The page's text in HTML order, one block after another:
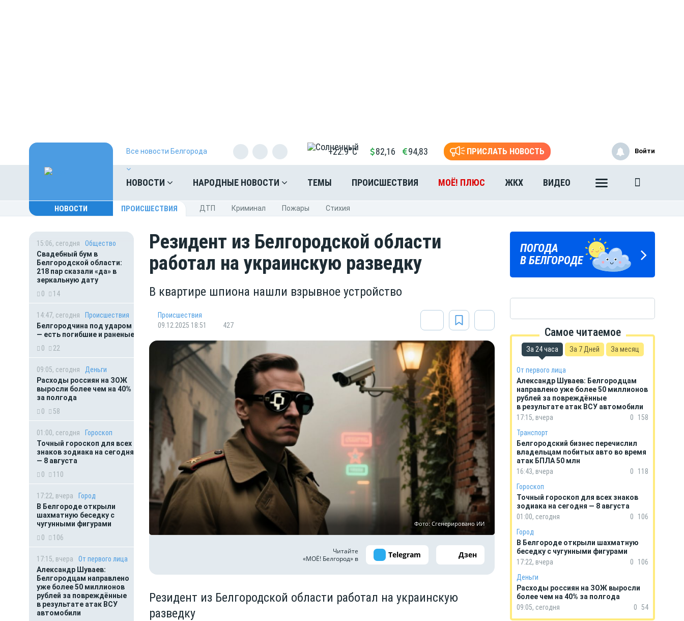
Все новости Белгорода +22.9°C 82,16 94,83 ПРИСЛАТЬ НОВОСТЬ
НОВОСТИ НАРОДНЫЕ НОВОСТИ ТЕМЫ ПРОИСШЕСТВИЯ МОЁ! ПЛЮС ЖКХ ВИДЕО
Войти
НОВОСТИ ПРОИСШЕСТВИЯ ДТП Криминал Пожары Стихия
15:06, сегодня
Общество
Свадебный бум в
Белгородской области:
218 пар сказали «да» в
зеркальную дату
0
14
14:47, сегодня
Происшествия
Белгородчина под ударом
— есть погибшие и раненые
0
22
09:05, сегодня
Деньги
Расходы россиян на ЗОЖ
выросли более чем на 40%
за полгода
0
58
01:00, сегодня
Гороскоп
Точный гороскоп для всех
знаков зодиака на сегодня
— 8 августа
0
110
17:22, вчера
Город
В Белгороде открыли
шахматную беседку с
чугунными фигурами
0
106
17:15, вчера
От первого лица
Александр Шуваев:
Белгородцам направлено
уже более 50 миллионов
рублей за повреждённые
в результате атак ВСУ
автомобили
Резидент из Белгородской области
работал на украинскую разведку
В квартире шпиона нашли взрывное устройство
Происшествия
09.12.2025 18:51
427
Фото: Сгенерировано ИИ
Читайте
«МОЁ! Белгород» в
Telegram Дзен
Резидент из Белгородской области работал на украинскую
разведку
ПОГОДА
В БЕЛГОРОДЕ
ГОРОСКОП
НА КАЖДЫЙ ДЕНЬ
Подпишись
на тг-канал
«МОЁ! Белгород»
Самое читаемое
За 24 часа За 7 Дней За месяц
От первого лица
Александр Шуваев: Белгородцам
направлено уже более 50 миллионов
рублей за повреждённые
в результате атак ВСУ автомобили
17:15, вчера
0
158
Транспорт
Белгородский бизнес перечислил
владельцам побитых авто во время
атак БПЛА 50 млн
16:43, вчера
0
118
Гороскоп
Точный гороскоп для всех знаков
зодиака на сегодня — 8 августа
01:00, сегодня
0
106
Город
В Белгороде открыли шахматную
беседку с чугунными фигурами
17:22, вчера
0
106
Деньги
Расходы россиян на ЗОЖ выросли
более чем на 40% за полгода
09:05, сегодня
0 54